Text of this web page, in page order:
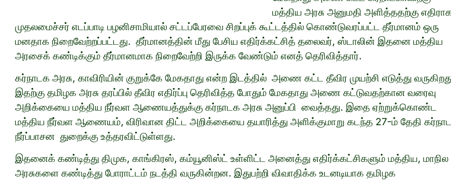
மத்திய அரசு அனுமதி அளித்ததற்கு
முதலமைச்சர் எடப்பாடி பழனிசாமியால் சட்டப்பேரவை சிறப்புக் கூட்டத்தில் கொண்டுவரப்பட்ட தீர்மானம் ஒரு
மனதாக நிறைவேற்றப்பட்டது. தீர்மானத்தின் மீது பேசிய எதிர்க்கட்சித் தலைவர், ஸ்டாலின் இதனை மத்திய
அரசைக் கண்டிக்கும் தீர்மானமாக நிறைவேற்றி இருக்க வேண்டும் எனத் தெரிவித்தார்.
கர்நாடக அரசு, காவிரியின் குறுக்கே மேகதாது என்ற இடத்தில் அணை கட்ட தீவிர முயற்சி எடுத்து
இதற்கு தமிழக அரசு தரப்பில் தீவிர எதிர்ப்பு தெரிவித்த போதும் மேகதாது அணை கட்டுவதற்கான வரைவு
அறிக்கையை மத்திய நீர்வள ஆணையத்துக்கு கர்நாடக அரசு அனுப்பி வைத்தது. இதை ஏற்றுக்கொண்ட
மத்திய நீர்வள ஆணையம், விரிவான திட்ட அறிக்கையை தயாரித்து அளிக்குமாறு கடந்த 27-ம் தேதி
நீர்ப்பாசன துறைக்கு உத்தரவிட்டுள்ளது.
இதனைக் கண்டித்து திமுக, காங்கிரஸ், கம்யூனிஸ்ட் உள்ளிட்ட அனைத்து எதிர்க்கட்சிகளும் மத்திய, மாநில
அரசுகளை கண்டித்து போராட்டம் நடத்தி வருகின்றன. இதுபற்றி விவாதிக்க உடனடியாக தமிழக